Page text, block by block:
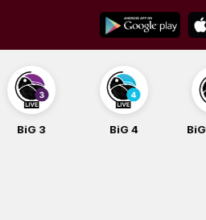
content
BiG 4 BiG Balade